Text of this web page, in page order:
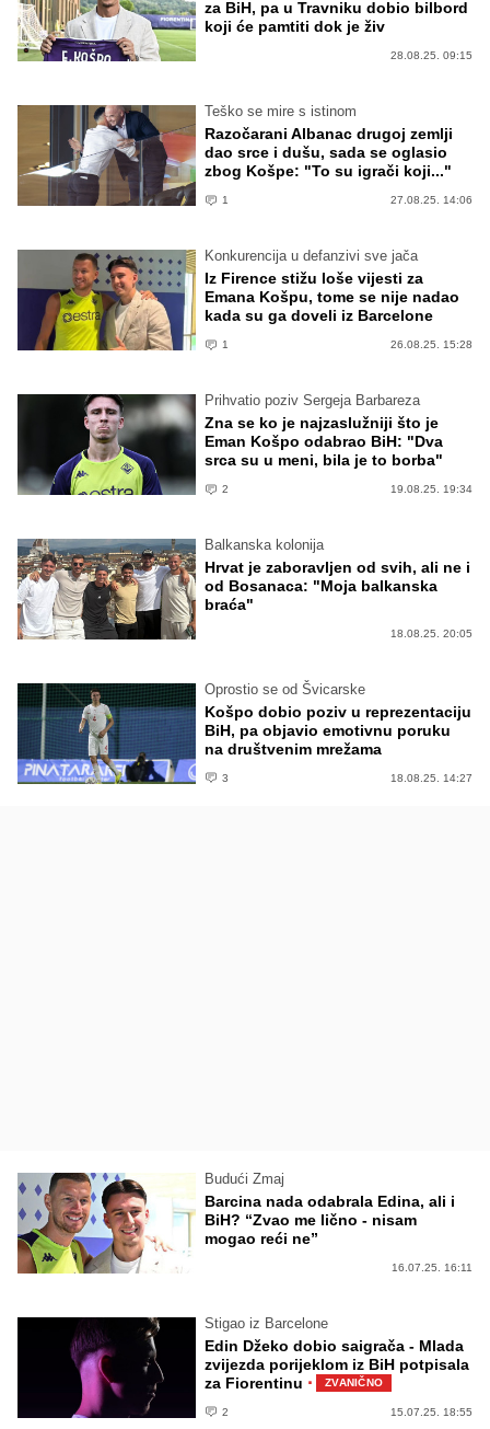
za BiH, pa u Travniku dobio bilbord
koji će pamtiti dok je živ
28.08.25. 09:15
Teško se mire s istinom
Razočarani Albanac drugoj zemlji
dao srce i dušu, sada se oglasio
zbog Košpe: "To su igrači koji..."
1 27.08.25. 14:06
Konkurencija u defanzivi sve jača
Iz Firence stižu loše vijesti za
Emana Košpu, tome se nije nadao
kada su ga doveli iz Barcelone
1 26.08.25. 15:28
Prihvatio poziv Sergeja Barbareza
Zna se ko je najzaslužniji što je
Eman Košpo odabrao BiH: "Dva
srca su u meni, bila je to borba"
2 19.08.25. 19:34
Balkanska kolonija
Hrvat je zaboravljen od svih, ali ne i
od Bosanaca: "Moja balkanska
braća"
18.08.25. 20:05
Oprostio se od Švicarske
Košpo dobio poziv u reprezentaciju
BiH, pa objavio emotivnu poruku
na društvenim mrežama
3 18.08.25. 14:27
Budući Zmaj
Barcina nada odabrala Edina, ali i
BiH? “Zvao me lično - nisam
mogao reći ne”
16.07.25. 16:11
Stigao iz Barcelone
Edin Džeko dobio saigrača - Mlada
zvijezda porijeklom iz BiH potpisala
za Fiorentinu · ZVANIČNO
2 15.07.25. 18:55